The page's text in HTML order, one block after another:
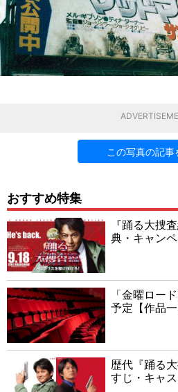
この写真の記事
おすすめ特集
『踊る大捜
典・キャン
「金曜ロー
予定【作品一
歴代『踊る
すじ・キャス